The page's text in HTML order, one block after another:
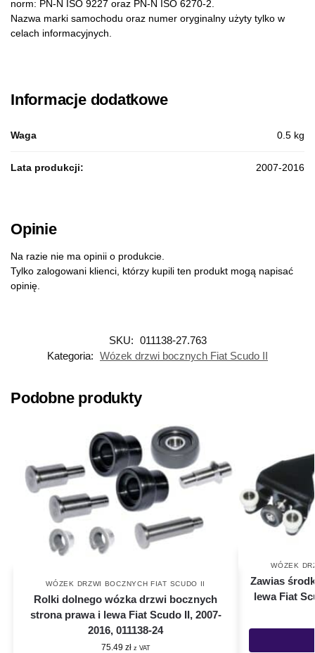
norm: PN-N ISO 9227 oraz PN-N ISO 6270-2.
Nazwa marki samochodu oraz numer oryginalny użyty tylko w
celach informacyjnych.
Informacje dodatkowe
Waga 0.5 kg
Lata produkcji: 2007-2016
Opinie
Na razie nie ma opinii o produkcie.
Tylko zalogowani klienci, którzy kupili ten produkt mogą napisać
opinię.
SKU: 011138-27.763
Kategoria: Wózek drzwi bocznych Fiat Scudo II
Podobne produkty
WÓZEK DRZWI BOCZNYCH FIAT SCUDO II
Rolki dolnego wózka drzwi bocznych
strona prawa i lewa Fiat Scudo II, 2007-
2016, 011138-24
75.49 zł z VAT
WÓZEK
Zawias
lewa Fiat